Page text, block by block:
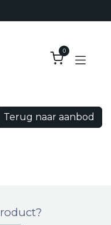
0
Terug naar aanbod